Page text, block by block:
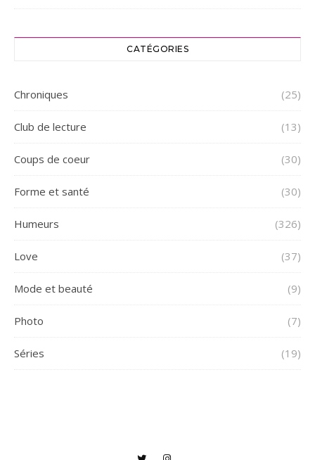
CATÉGORIES
Chroniques (25)
Club de lecture (13)
Coups de coeur (30)
Forme et santé (30)
Humeurs (326)
Love (37)
Mode et beauté (9)
Photo (7)
Séries (19)